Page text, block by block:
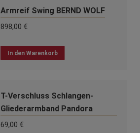
Armreif Swing BERND WOLF
898,00 €
In den Warenkorb
T-Verschluss Schlangen-
Gliederarmband Pandora
69,00 €